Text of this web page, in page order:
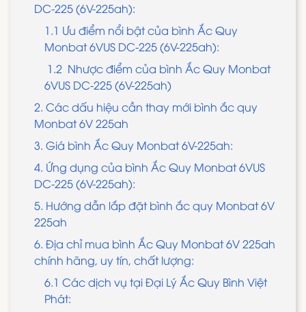
DC-225 (6V-225ah):
1.1 Ưu điểm nổi bật của bình Ắc Quy
Monbat 6VUS DC-225 (6V-225ah):
1.2 Nhược điểm của bình Ắc Quy Monbat
6VUS DC-225 (6V-225ah)
2. Các dấu hiệu cần thay mới bình ắc quy
Monbat 6V 225ah
3. Giá bình Ắc Quy Monbat 6V-225ah:
4. Ứng dụng của bình Ắc Quy Monbat 6VUS
DC-225 (6V-225ah):
5. Hướng dẫn lắp đặt bình ắc quy Monbat 6V
225ah
6. Địa chỉ mua bình Ắc Quy Monbat 6V 225ah
chính hãng, uy tín, chất lượng:
6.1 Các dịch vụ tại Đại Lý Ắc Quy Bình Việt
Phát: